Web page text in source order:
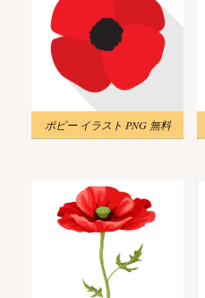
ポピー イラスト PNG 無料